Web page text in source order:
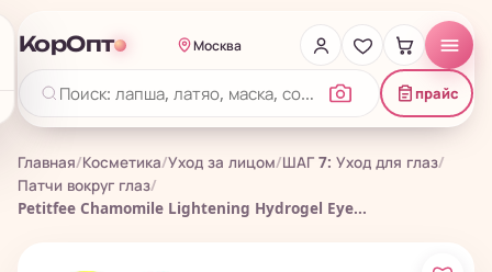
КорОпт Москва
прайс
Главная/Косметика/Уход за лицом/ШАГ 7: Уход для глаз/
Патчи вокруг глаз/
Petitfee Chamomile Lightening Hydrogel Eye...